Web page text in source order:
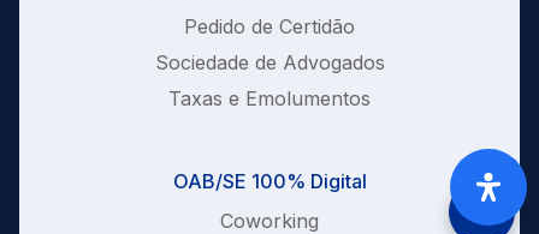
Pedido de Certidão
Sociedade de Advogados
Taxas e Emolumentos
OAB/SE 100% Digital
Coworking